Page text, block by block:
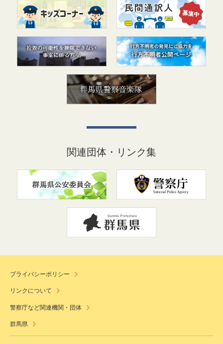
関連団体・リンク集
プライバシーポリシー
リンクについて
警察庁など関連機関・団体
群馬県